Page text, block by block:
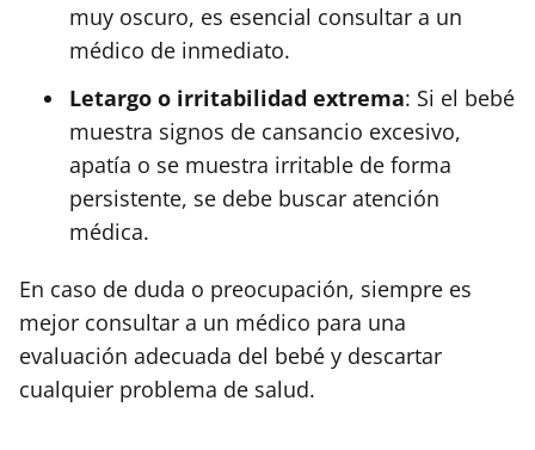
muy oscuro, es esencial consultar a un
médico de inmediato.
Letargo o irritabilidad extrema: Si el bebé
muestra signos de cansancio excesivo,
apatía o se muestra irritable de forma
persistente, se debe buscar atención
médica.
En caso de duda o preocupación, siempre es
mejor consultar a un médico para una
evaluación adecuada del bebé y descartar
cualquier problema de salud.